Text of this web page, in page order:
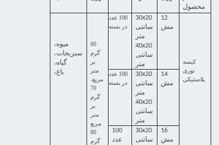
محصول
کیسه
توری
پلاستیکی
12
مش
30x20
سانتی
متر
40x20
سانتی
متر
100 عدد
در بسته
60
گرم
بر
متر
مربع،
70
گرم
بر
متر
مربع
80
گرم
میوه،
سبزیجات،
گیاه،
باغ،
14
مش
30x20
سانتی
متر
40x20
سانتی
متر
100 عدد
در بسته
16
مش
30x20
سانتی
100
عدد